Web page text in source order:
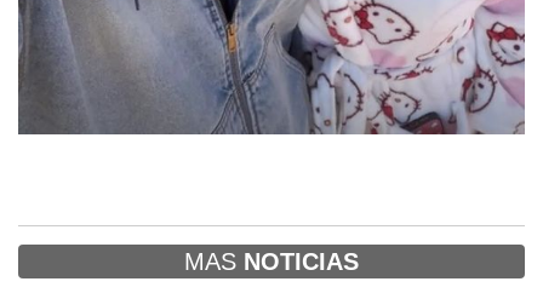
MAS NOTICIAS